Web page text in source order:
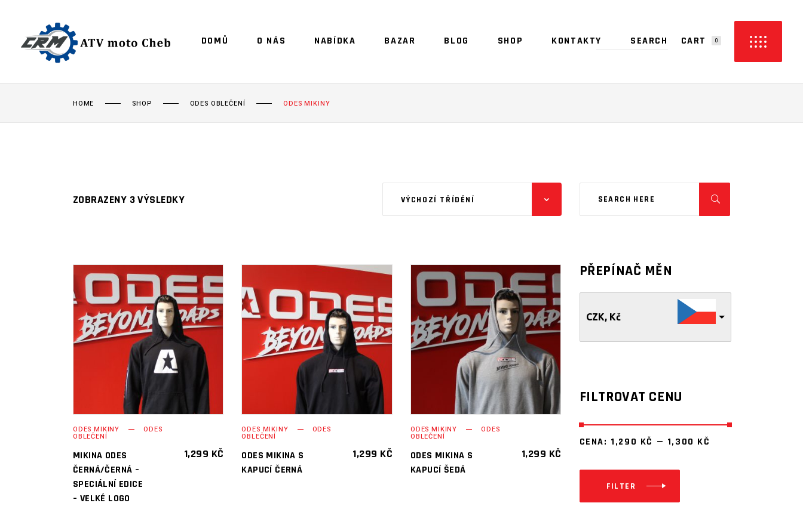
DOMŮ O NÁS NABÍDKA BAZAR BLOG SHOP KONTAKTY CART 0
NO PRODUCTS IN THE CART.
HOME SHOP ODES OBLEČENÍ ODES MIKINY
ZOBRAZENY 3 VÝSLEDKY VÝCHOZÍ TŘÍDĚNÍ
PŘIDAT DO
KOŠÍKU
ODES MIKINY ODES
OBLEČENÍ
MIKINA ODES
ČERNÁ/ČERNÁ –
SPECIÁLNÍ EDICE
– VELKÉ LOGO
1,299 KČ
PŘIDAT DO
KOŠÍKU
ODES MIKINY ODES
OBLEČENÍ
ODES MIKINA S
KAPUCÍ ČERNÁ
1,299 KČ
PŘIDAT DO
KOŠÍKU
ODES MIKINY ODES
OBLEČENÍ
ODES MIKINA S
KAPUCÍ ŠEDÁ
1,299 KČ
PŘEPÍNAČ MĚN
CZK, Kč
FILTROVAT CENU
FILTER
CENA: 1,290 KČ — 1,300 KČ